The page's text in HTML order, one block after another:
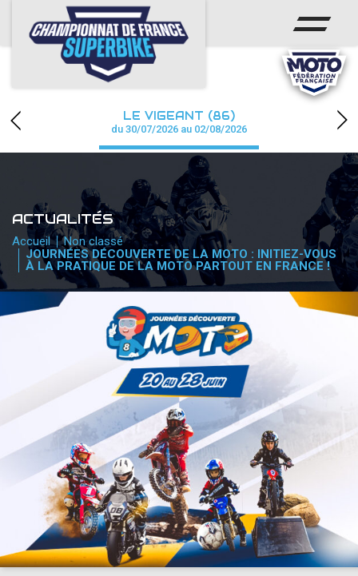
ACCUEIL
CHAMPIONNAT
CALENDRIER
PHOTOS / WEB TV
PARTENAIRES
PRESSE
accéder à la billetterie
LE VIGEANT (86)
du 30/07/2026 au 02/08/2026
ACTUALITÉS
Accueil
Non classé
JOURNÉES DÉCOUVERTE DE LA MOTO : INITIEZ-VOUS
À LA PRATIQUE DE LA MOTO PARTOUT EN FRANCE !